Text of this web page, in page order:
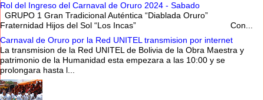
Rol del Ingreso del Carnaval de Oruro 2024 - Sabado
GRUPO 1 Gran Tradicional Auténtica “Diablada Oruro”
Fraternidad Hijos del Sol “Los Incas” Con...
Carnaval de Oruro por la Red UNITEL transmision por internet
La transmision de la Red UNITEL de Bolivia de la Obra Maestra y
patrimonio de la Humanidad esta empezara a las 10:00 y se
prolongara hasta l...